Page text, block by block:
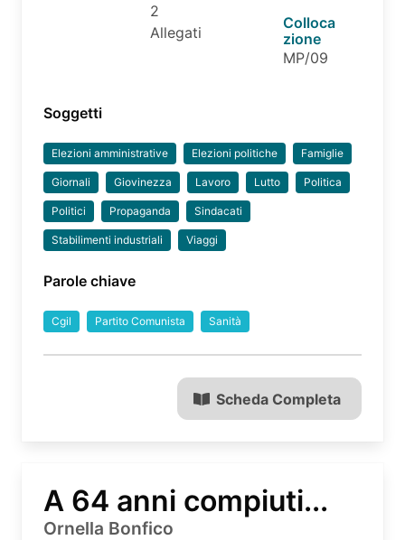
2
Allegati
Colloca
zione
MP/09
Soggetti
Elezioni amministrative Elezioni politiche Famiglie
Giornali Giovinezza Lavoro Lutto Politica
Politici Propaganda Sindacati
Stabilimenti industriali Viaggi
Parole chiave
Cgil Partito Comunista Sanità
Scheda Completa
A 64 anni compiuti...
Ornella Bonfico